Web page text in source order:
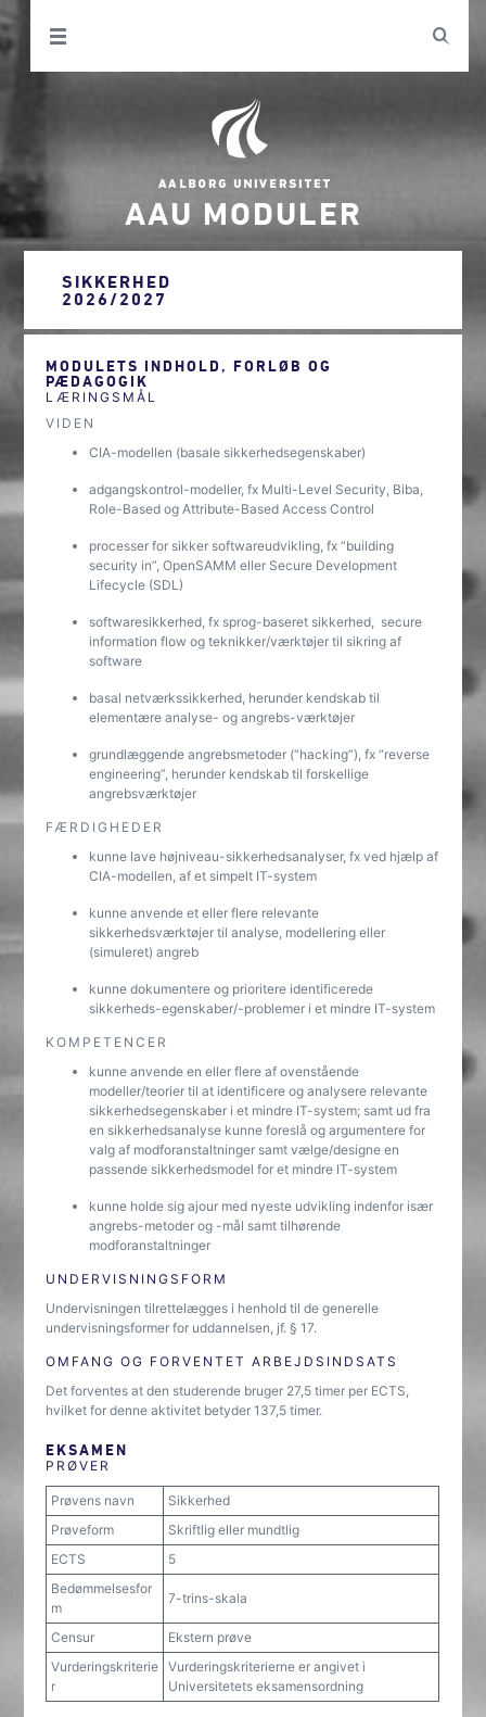
AAU MODULER
SIKKERHED
2026/2027
MODULETS INDHOLD, FORLØB OG
PÆDAGOGIK
LÆRINGSMÅL
VIDEN
CIA-modellen (basale sikkerhedsegenskaber)
adgangskontrol-modeller, fx Multi-Level Security, Biba,
Role-Based og Attribute-Based Access Control
processer for sikker softwareudvikling, fx “building
security in”, OpenSAMM eller Secure Development
Lifecycle (SDL)
softwaresikkerhed, fx sprog-baseret sikkerhed, secure
information flow og teknikker/værktøjer til sikring af
software
basal netværkssikkerhed, herunder kendskab til
elementære analyse- og angrebs-værktøjer
grundlæggende angrebsmetoder (“hacking”), fx “reverse
engineering”, herunder kendskab til forskellige
angrebsværktøjer
FÆRDIGHEDER
kunne lave højniveau-sikkerhedsanalyser, fx ved hjælp af
CIA-modellen, af et simpelt IT-system
kunne anvende et eller flere relevante
sikkerhedsværktøjer til analyse, modellering eller
(simuleret) angreb
kunne dokumentere og prioritere identificerede
sikkerheds-egenskaber/-problemer i et mindre IT-system
KOMPETENCER
kunne anvende en eller flere af ovenstående
modeller/teorier til at identificere og analysere relevante
sikkerhedsegenskaber i et mindre IT-system; samt ud fra
en sikkerhedsanalyse kunne foreslå og argumentere for
valg af modforanstaltninger samt vælge/designe en
passende sikkerhedsmodel for et mindre IT-system
kunne holde sig ajour med nyeste udvikling indenfor især
angrebs-metoder og -mål samt tilhørende
modforanstaltninger
UNDERVISNINGSFORM
Undervisningen tilrettelægges i henhold til de generelle
undervisningsformer for uddannelsen, jf. § 17.
OMFANG OG FORVENTET ARBEJDSINDSATS
Det forventes at den studerende bruger 27,5 timer per ECTS,
hvilket for denne aktivitet betyder 137,5 timer.
EKSAMEN
PRØVER
Prøvens navn
Sikkerhed
Prøveform
Skriftlig eller mundtlig
ECTS
5
Bedømmelsesfor
m
7-trins-skala
Censur
Ekstern prøve
Vurderingskriterie
r
Vurderingskriterierne er angivet i
Universitetets eksamensordning